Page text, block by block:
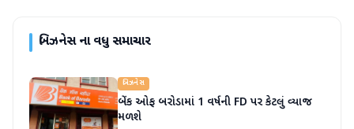
બિઝનેસના વધુ સમાચાર
બિઝનેસ
બેંક ઓફ બરોડામાં 1 વર્ષની FD પર કેટલું વ્યાજ
મળશે